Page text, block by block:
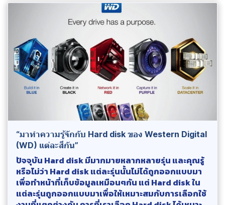
“มาทำความรู้จักกับ Hard disk ของ Western Digital
(WD) แต่ละสีกัน”
ปัจจุบัน Hard disk มีมากมายหลากหลายรุ่น และคุณรู้
หรือไม่ว่า Hard disk แต่ละรุ่นนั้นไม่ได้ถูกออกแบบมา
เพื่อทำหน้าที่เก็บข้อมูลเหมือนๆกัน แต่ Hard disk ใน
แต่ละรุ่นถูกออกแบบมาเพื่อให้เหมาะสมกับการเลือกใช้